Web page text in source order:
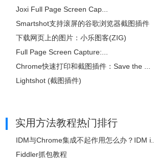
Joxi Full Page Screen Cap...
Smartshot支持滚屏的谷歌浏览器截图插件
下载网页上的图片：小乐图客(ZIG)
Full Page Screen Capture:...
Chrome快速打印和截图插件：Save the ...
Lightshot (截图插件)
实用方法教程热门排行
IDM与Chrome集成不起作用怎么办？IDM i...
Fiddler抓包教程